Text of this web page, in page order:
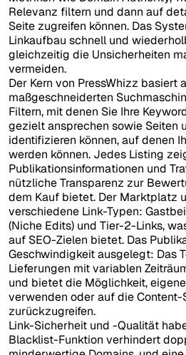
Relevanz filtern und dann auf
Seite zugreifen können. Das
Linkaufbau schnell und
gleichzeitig die Unsicherheiten
vermeiden.
Der Kern von PressWhizz basiert
maßgeschneiderten
Filtern, mit denen Sie Ihre
gezielt ansprechen sowie Seiten
identifizieren können, auf denen
werden können. Jedes Listing
Publikationsinformationen und
nützliche Transparenz zur
dem Kauf bietet. Der Marktplatz
verschiedene Link-Typen:
(Niche Edits) und Tier-2-Links,
auf SEO-Zielen bietet. Das
Geschwindigkeit ausgelegt: Das
Lieferungen mit variablen
und bietet die Möglichkeit,
verwenden oder auf die
zurückzugreifen.
Link-Sicherheit und -Qualität
Blacklist-Funktion verhindert